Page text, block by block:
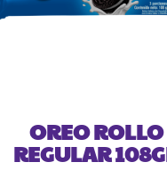
OREO ROLLO
REGULAR